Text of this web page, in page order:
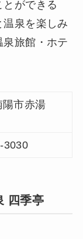
ができる
温泉を楽しみ
旅館・ホテ
陽市赤湯
3030
四季亭